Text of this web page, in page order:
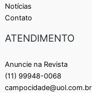
Notícias
Contato
ATENDIMENTO
Anuncie na Revista
(11) 99948-0068
campocidade@uol.com.br